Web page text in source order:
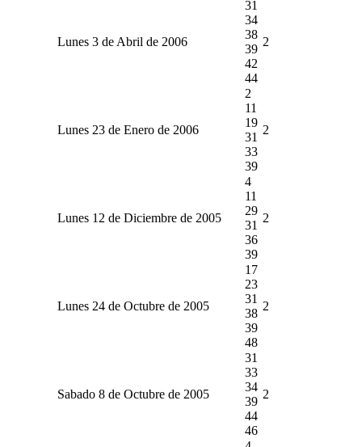
Lunes 3 de Abril de 2006
31
34
38
39
42
44
2
Lunes 23 de Enero de 2006
2
11
19
31
33
39
2
Lunes 12 de Diciembre de 2005
4
11
29
31
36
39
2
Lunes 24 de Octubre de 2005
17
23
31
38
39
48
2
Sabado 8 de Octubre de 2005
31
33
34
39
44
46
2